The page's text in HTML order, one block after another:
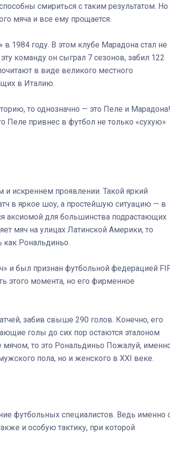
смириться с таким результатом. Но
мяча и все ему прощается.
1984 году. В этом клубе Марадона стал не
команду он сыграл 7 сезонов, забил 122
в виде великого местного
в Италию.
то однозначно — это Пеле и Марадона!
Пеле привнес в футбол не только «сухую»
искреннем проявлении. Такой яркий
в яркое шоу, а простейшую ситуацию — в
аксиомой для большинства подрастающих
мяч на улицах Латинской Америки, то
как Рональдиньо.
и был признан футбольной федерацией
этого момента, но его фирменное
забив свыше 290 голов. Конечно, его
голы до сих пор остаются эталоном
то это Рональдиньо Пожалуй,
пола, но и женского в XXI веке.
футбольных специалистов. Ведь именно
и особую тактику, при которой